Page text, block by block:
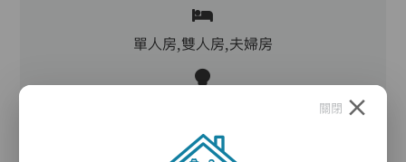
單人房,雙人房,夫婦房
客廳,飯廳,活動區,廚房,洗衣房,物理治療設施,冷
氣,暖氣
關閉